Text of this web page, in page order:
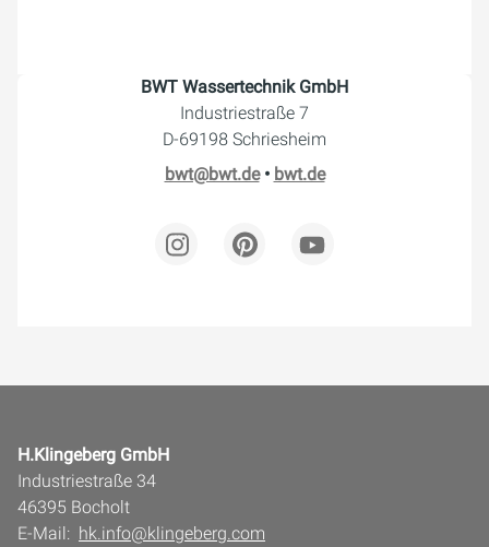
BWT Wassertechnik GmbH
Industriestraße 7
D-69198 Schriesheim
bwt@bwt.de• bwt.de
H.Klingeberg GmbH
Industriestraße 34
46395 Bocholt
E-Mail: hk.info@klingeberg.com